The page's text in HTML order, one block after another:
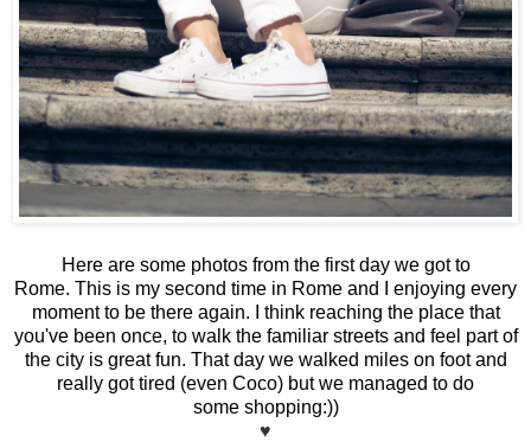
Here are some photos from the first day we got to
Rome. This is my second time in Rome and I enjoying every
moment to be there again. I think reaching the place that
you've been once, to walk the familiar streets and feel part of
the city is great fun. That day we walked miles on foot and
really got tired (even Coco) but we managed to do
some shopping:))
♥